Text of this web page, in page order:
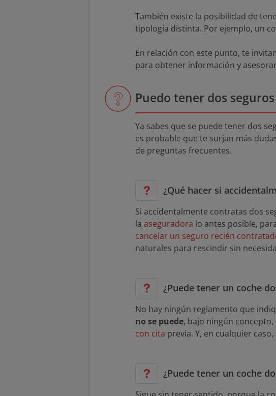
También existe la posibilidad de
tipología distinta. Por ejemplo, un
En relación con este punto, te
para obtener información y
Puedo tener dos
Ya sabes que se puede tener dos
es probable que te surjan más
de preguntas frecuentes.
¿Qué hacer si
Si accidentalmente contratas dos
la aseguradora lo antes posible,
cancelar un seguro recién
naturales para rescindir sin
¿Puede tener un coche
No hay ningún reglamento que
no se puede, bajo ningún concepto,
con cita previa. Y, en cualquier
¿Puede tener un coche